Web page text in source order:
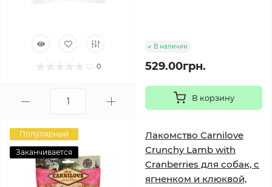
0
В наличии
529.00грн.
В корзину
Популярный
Заканчивается
Лакомство Carnilove
Crunchy Lamb with
Cranberries для собак, с
ягненком и клюквой,